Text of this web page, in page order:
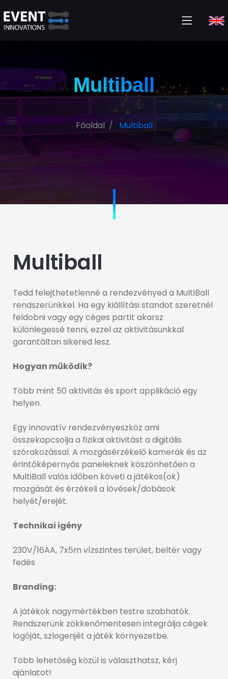
Multiball
Főoldal Multiball
Multiball
Tedd felejthetetlenné a rendezvényed a MultiBall
rendszerünkkel. Ha egy kiállítási standot szeretnél
feldobni vagy egy céges partit akarsz
különlegessé tenni, ezzel az aktivitásunkkal
garantáltan sikered lesz.
Hogyan működik?
Több mint 50 aktivitás és sport applikáció egy
helyen.
Egy innovatív rendezvényeszköz ami
összekapcsolja a fizikai aktivitást a digitális
szórakozással. A mozgásérzékelő kamerák és az
érintőképernyős paneleknek köszönhetően a
MultiBall valós időben követi a játékos(ok)
mozgását és érzékeli a lövések/dobások
helyét/erejét.
Technikai igény
230V/16AA, 7x5m vízszintes terület, beltér vagy
fedés
Branding:
A játékok nagymértékben testre szabhatók.
Rendszerünk zökkenőmentesen integrálja cégek
logóját, szlogenjét a játék környezetbe.
Több lehetőség közül is választhatsz, kérj
ajánlatot!